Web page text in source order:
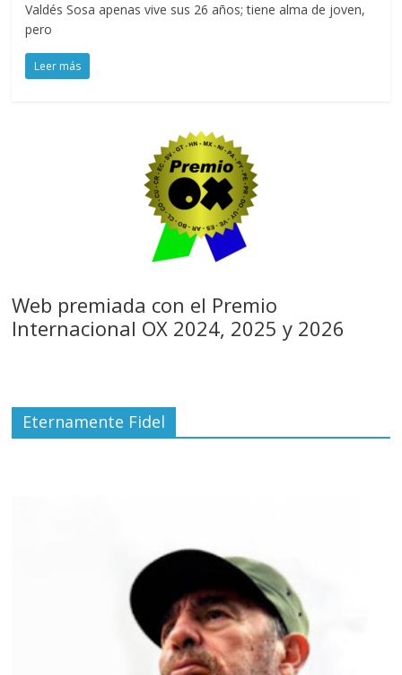
Valdés Sosa apenas vive sus 26 años; tiene alma de joven,
pero
Leer más
Web premiada con el Premio
Internacional OX 2024, 2025 y 2026
Eternamente Fidel